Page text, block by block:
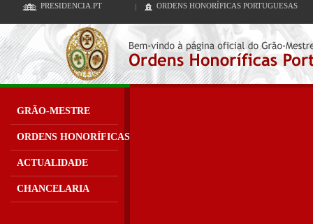
PRESIDENCIA.PT ORDENS HONORÍFICAS PORTUGUESAS
GRÃO-MESTRE
ORDENS HONORÍFICAS
ACTUALIDADE
CHANCELARIA